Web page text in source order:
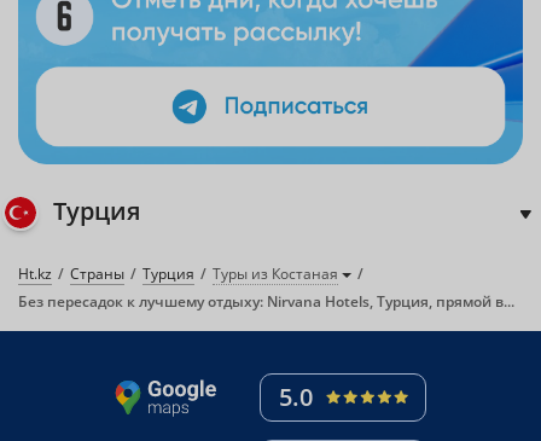
Турция
Ht.kz Страны Турция
Туры из Костаная
Без пересадок к лучшему отдыху: Nirvana Hotels, Турция, прямой вылет из Костаная!
5.0